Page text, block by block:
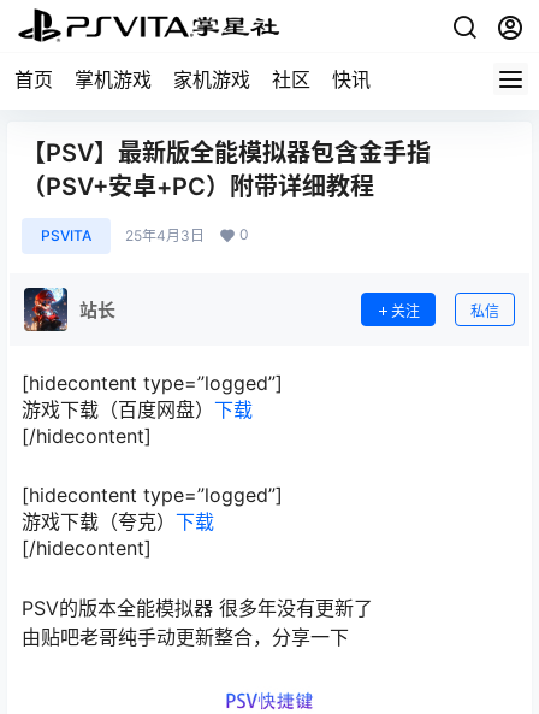
首页 掌机游戏 家机游戏 社区 快讯
【PSV】最新版全能模拟器包含金手指
（PSV+安卓+PC）附带详细教程
PSVITA 25年4月3日 0
站长 关注 私信
[hidecontent type=”logged”]
游戏下载（百度网盘） 下载
[/hidecontent]
[hidecontent type=”logged”]
游戏下载（夸克） 下载
[/hidecontent]
PSV的版本全能模拟器 很多年没有更新了
由贴吧老哥纯手动更新整合，分享一下